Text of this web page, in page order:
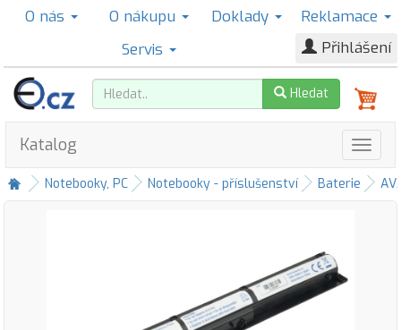
O nás O nákupu Doklady
Reklamace
Servis
Přihlášení
Hledat
Katalog
Notebooky, PC Notebooky - příslušenství Baterie